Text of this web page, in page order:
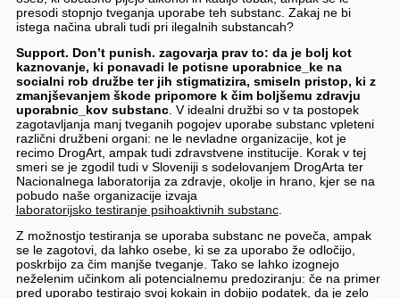
presodi stopnjo tveganja uporabe teh substanc. Zakaj ne bi
istega načina ubrali tudi pri ilegalnih substancah?
Support. Don’t punish. zagovarja prav to: da je bolj kot
kaznovanje, ki ponavadi le potisne uporabnice_ke na
socialni rob družbe ter jih stigmatizira, smiseln pristop, ki z
zmanjševanjem škode pripomore k čim boljšemu zdravju
uporabnic_kov substanc. V idealni družbi so v ta postopek
zagotavljanja manj tveganih pogojev uporabe substanc vpleteni
različni družbeni organi: ne le nevladne organizacije, kot je
recimo DrogArt, ampak tudi zdravstvene institucije. Korak v tej
smeri se je zgodil tudi v Sloveniji s sodelovanjem DrogArta ter
Nacionalnega laboratorija za zdravje, okolje in hrano, kjer se na
pobudo naše organizacije izvaja
laboratorijsko testiranje psihoaktivnih substanc.
Z možnostjo testiranja se uporaba substanc ne poveča, ampak
se le zagotovi, da lahko osebe, ki se za uporabo že odločijo,
poskrbijo za čim manjše tveganje. Tako se lahko izognejo
neželenim učinkom ali potencialnemu predoziranju: če na primer
pred uporabo testirajo svoj kokain in dobijo podatek, da je zelo